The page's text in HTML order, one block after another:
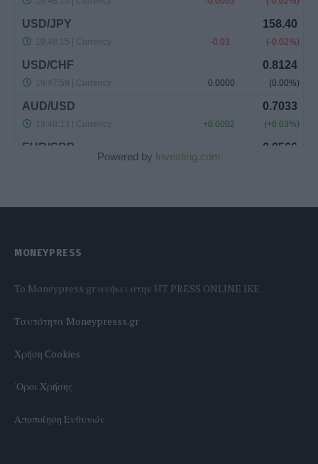
Powered by Investing.com
MONEYPRESS
To Moneypress.gr ανήκει στην HT PRESS ONLINE IKE
Tαυτότητα Moneypresss.gr
Χρήση Cookies
'Οροι Χρήσης
Αποποίηση Ευθυνών